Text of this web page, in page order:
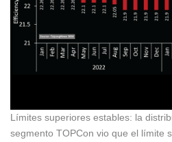
Límites superiores estables: la
segmento TOPCon vio que el límite